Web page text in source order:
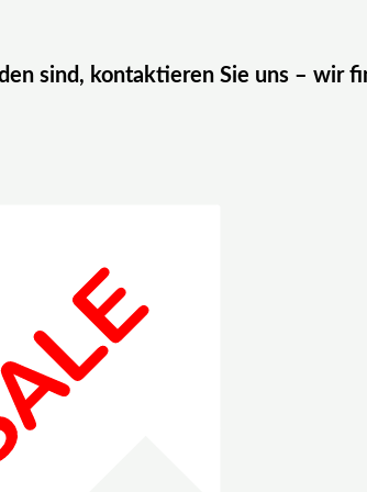
sind, kontaktieren Sie uns – wir